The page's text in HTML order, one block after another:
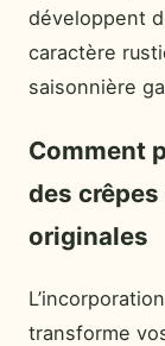
développent
caractère
saisonnière
Comment
des
originales
transforme